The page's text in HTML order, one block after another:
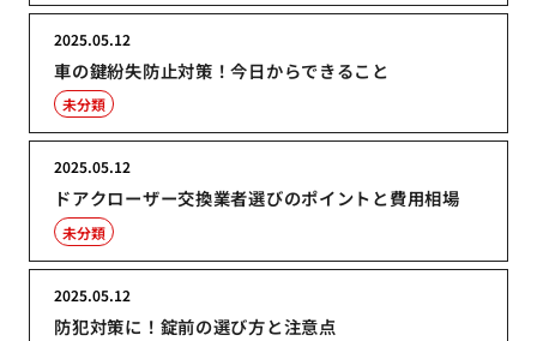
車の鍵紛失防止対策！今日からできること
2025.05.12
未分類
ドアクローザー交換業者選びのポイントと費用相場
2025.05.12
未分類
防犯対策に！錠前の選び方と注意点
2025.05.12